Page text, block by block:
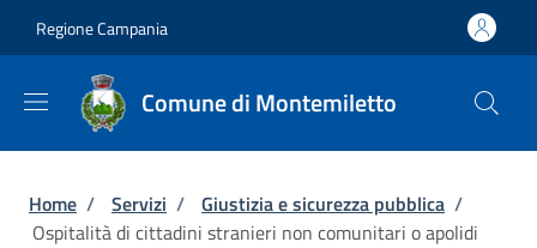
Regione Campania
Comune di Montemiletto
Briciole di pane
Home / Servizi / Giustizia e sicurezza pubblica /
Ospitalità di cittadini stranieri non comunitari o apolidi